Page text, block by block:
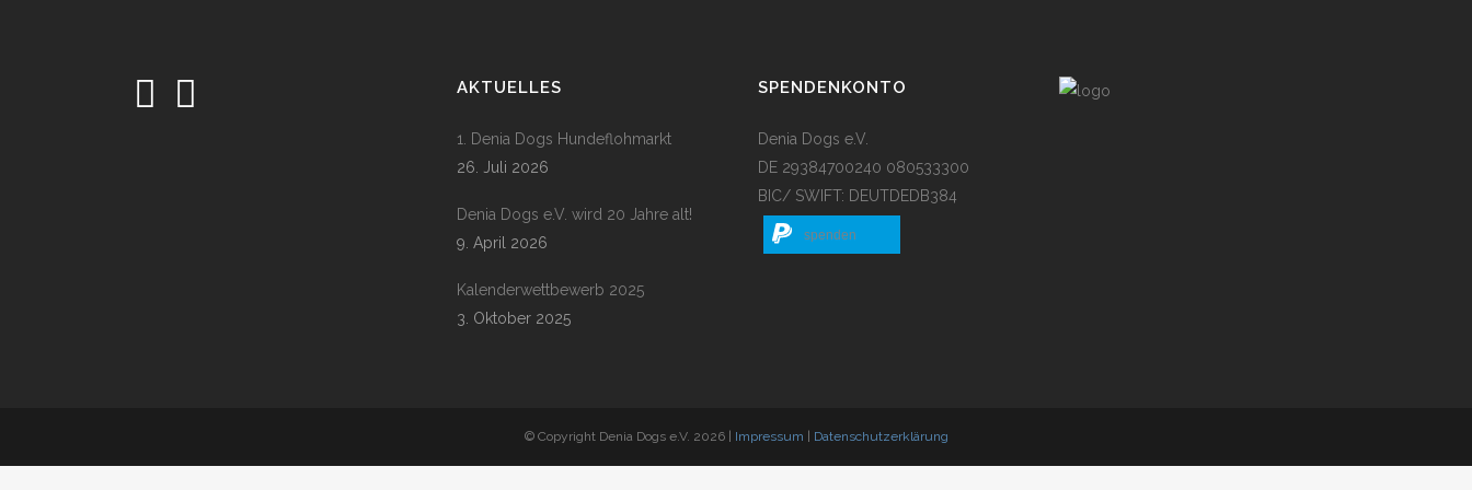
AKTUELLES
1. Denia Dogs Hundeflohmarkt
26. Juli 2026
Denia Dogs e.V. wird 20 Jahre alt!
9. April 2026
Kalenderwettbewerb 2025
3. Oktober 2025
SPENDENKONTO
Denia Dogs e.V.
DE 29384700240 080533300
BIC/ SWIFT: DEUTDEDB384
spenden
© Copyright Denia Dogs e.V. 2026 | Impressum Datenschutzerklärung